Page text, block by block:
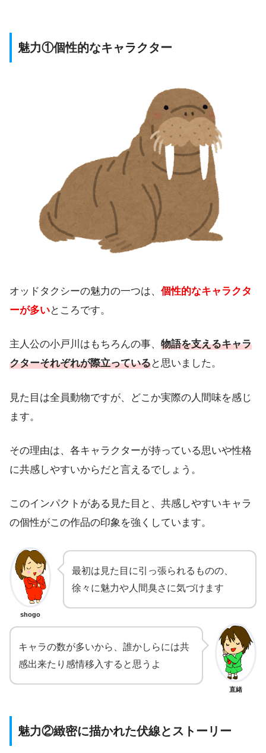
魅力①個性的なキャラクター
オッドタクシーの魅力の一つは、 個性的なキャラクタ
ーが多いところです。
主人公の小戸川はもちろんの事、 物語を支えるキャラ
クターそれぞれが際立っていると思いました。
見た目は全員動物ですが、どこか実際の人間味を感じ
ます。
その理由は、各キャラクターが持っている思いや性格
に共感しやすいからだと言えるでしょう。
このインパクトがある見た目と、共感しやすいキャラ
の個性がこの作品の印象を強くしています。
shogo
最初は見た目に引っ張られるものの、
徐々に魅力や人間臭さに気づけます
直緒
キャラの数が多いから、誰かしらには共
感出来たり感情移入すると思うよ
魅力②緻密に描かれた伏線とストーリー